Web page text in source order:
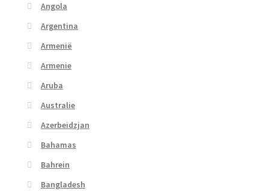
Angola
Argentina
Armenië
Armenie
Aruba
Australie
Azerbeidzjan
Bahamas
Bahrein
Bangladesh